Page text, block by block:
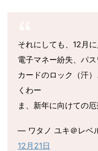
それにしても、12月
電子マネー紛失、パ
カードのロック（汗
くわー
ま、新年に向けての
— ワタノ ユキ＠レベ
12月21日